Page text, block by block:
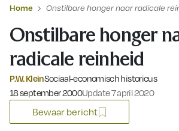
Home Onstilbare honger naar radicale
Onstilbare honger
radicale reinheid
P.W. KleinSociaal-economisch historicus
Gepubliceerd op:
18 september 2000Update 7 april 2020
Bewaar bericht